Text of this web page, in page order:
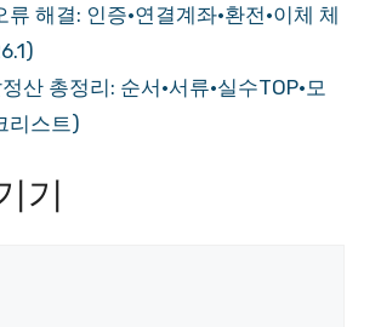
류 해결: 인증·연결계좌·환전·이체 체
산 총정리: 순서·서류·실수TOP·모
리스트)
기